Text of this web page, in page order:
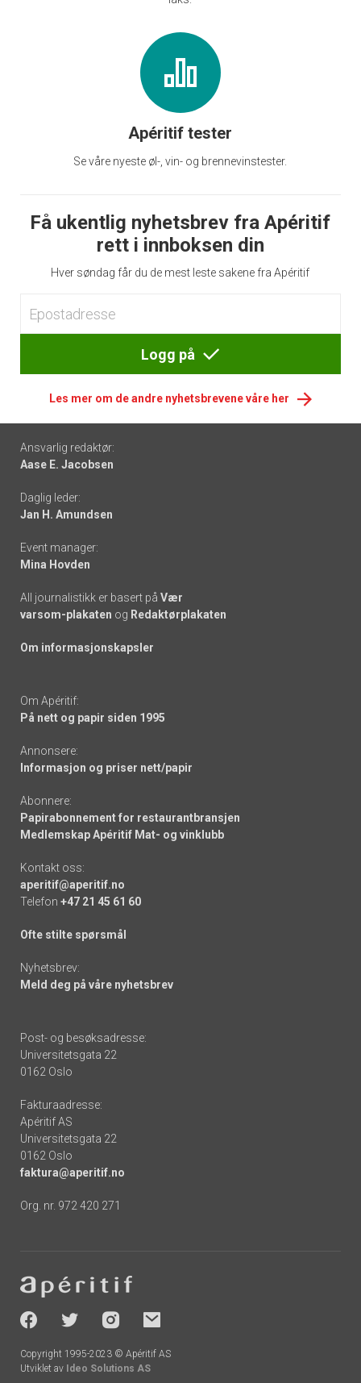
Apéritif tester
Se våre nyeste øl-, vin- og brennevinstester.
Få ukentlig nyhetsbrev fra Apéritif
rett i innboksen din
Hver søndag får du de mest leste sakene fra Apéritif
Logg på
Les mer om de andre nyhetsbrevene våre her
Footer
-
links
Ansvarlig redaktør:
Aase E. Jacobsen
Daglig leder:
Jan H. Amundsen
Event manager:
Mina Hovden
All journalistikk er basert på Vær
varsom-plakaten og Redaktørplakaten
Om informasjonskapsler
Om Apéritif:
På nett og papir siden 1995
Annonsere:
Informasjon og priser nett/papir
Abonnere:
Papirabonnement for restaurantbransjen
Medlemskap Apéritif Mat- og vinklubb
Kontakt oss:
aperitif@aperitif.no
Telefon +47 21 45 61 60
Ofte stilte spørsmål
Nyhetsbrev:
Meld deg på våre nyhetsbrev
Post- og besøksadresse:
Universitetsgata 22
0162 Oslo
Fakturaadresse:
Apéritif AS
Universitetsgata 22
0162 Oslo
faktura@aperitif.no
Org. nr. 972 420 271
-
socials
Copyright 1995-2023 © Apéritif AS
Utviklet av Ideo Solutions AS